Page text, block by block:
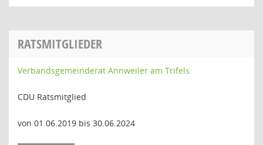
RATSMITGLIEDER
Verbandsgemeinderat Annweiler am Trifels
CDU Ratsmitglied
von 01.06.2019 bis 30.06.2024